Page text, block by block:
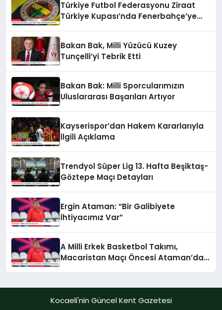
Türkiye Futbol Federasyonu Ziraat
Türkiye Kupası’nda Fenerbahçe’ye
Bakan Bak, Milli Yüzücü Kuzey
Tunçelli’yi Tebrik Etti
Bakan Bak: Milli Sporcularımızın
Uluslararası Başarıları Artıyor
Kayserispor’dan Hakem Kararlarıyla
İlgili Açıklama
Trendyol Süper Lig 13. Hafta Beşiktaş-
Göztepe Maçı Detayları
Ergin Ataman: “Bir Galibiyete
İhtiyacımız Var”
A Milli Erkek Basketbol Takımı,
Macaristan Maçı Öncesi Ataman’dan
Kocaeli'nin Güncel Kent Gazetesi